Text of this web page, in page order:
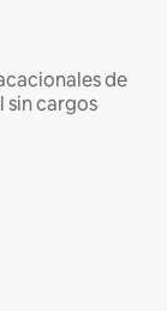
de
sin cargos